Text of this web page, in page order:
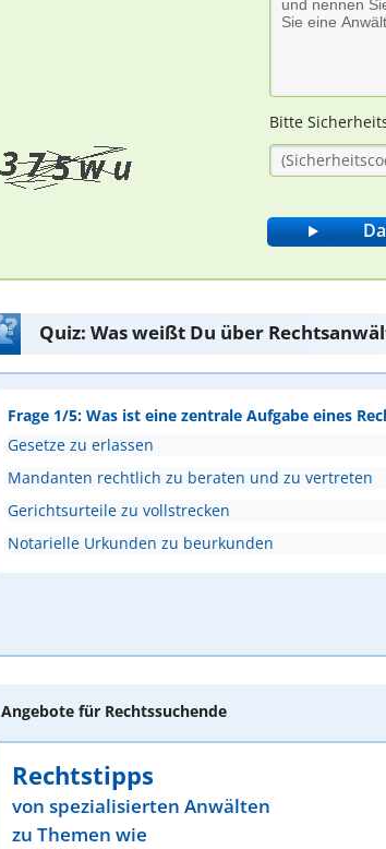
Bitte
Quiz: Was weißt Du über
Frage 1/5: Was ist eine zentrale Aufgabe eines
Gesetze zu erlassen
Mandanten rechtlich zu beraten und zu vertreten
Gerichtsurteile zu vollstrecken
Notarielle Urkunden zu beurkunden
Angebote für Rechtssuchende
Rechtstipps
von spezialisierten Anwälten
zu Themen wie